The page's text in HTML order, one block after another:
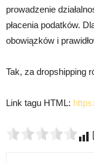
prowadzenie
płacenia podatków.
obowiązków i
Tak, za dropshipping
Link tagu HTML: